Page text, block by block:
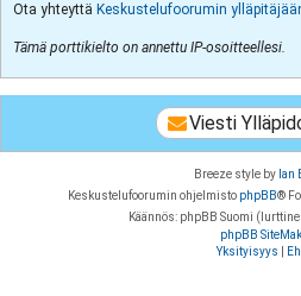
Ota yhteyttä Keskustelufoorumin
Tämä porttikielto on annettu IP-osoitteellesi.
Viesti
Breeze style by Ian
Keskustelufoorumin ohjelmisto phpBB®
Käännös: phpBB Suomi
phpBB
Yksityisyys